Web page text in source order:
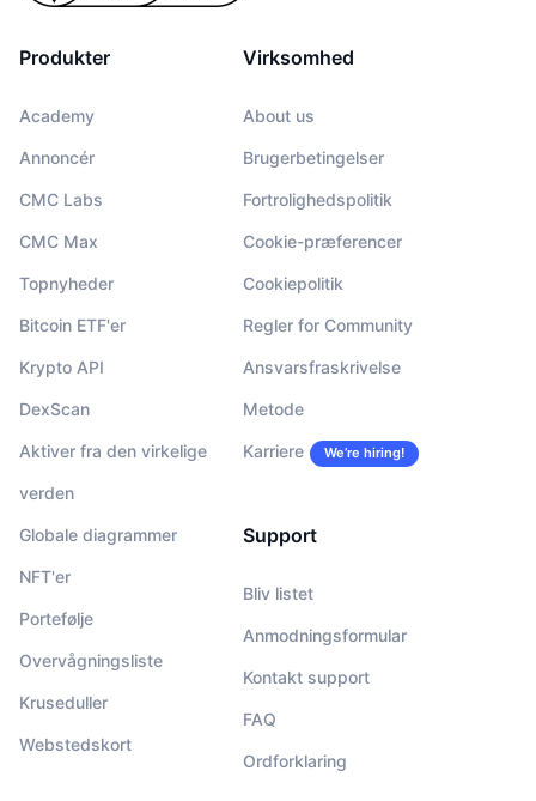
Produkter
Academy
Annoncér
CMC Labs
CMC Max
Topnyheder
Bitcoin ETF'er
Krypto API
DexScan
Aktiver fra den virkelige
verden
Globale diagrammer
NFT'er
Portefølje
Overvågningsliste
Kruseduller
Webstedskort
Virksomhed
About us
Brugerbetingelser
Fortrolighedspolitik
Cookie-præferencer
Cookiepolitik
Regler for Community
Ansvarsfraskrivelse
Metode
Karriere We’re hiring!
Support
Bliv listet
Anmodningsformular
Kontakt support
FAQ
Ordforklaring